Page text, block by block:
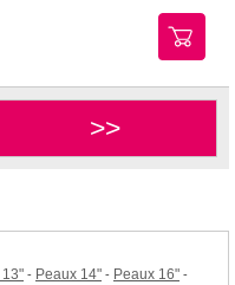
>>
13" - Peaux 14" - Peaux 16" -